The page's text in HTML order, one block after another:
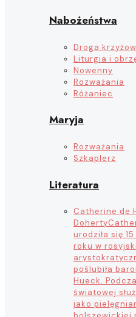
Nabożeństwa
Droga
Liturgia i
Nowenny
Rozważania
Różaniec
Maryja
Rozważania
Szkaplerz
Literatura
Catherine de
Doherty
urodziła się
roku w
poślubiła
Hueck.
światowej
jako